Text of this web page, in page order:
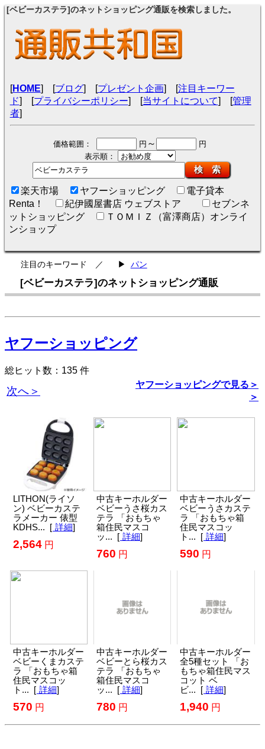
[ベビーカステラ]のネットショッピング通販を検索しました。
[HOME] [ブログ] [プレゼント企画] [注目キーワー
ド] [プライバシーポリシー] [当サイトについて] [管理
者]
価格範囲： 円 ～
円
表示順：
検 索
楽天市場 ヤフーショッピング
電子貸本
Renta！
紀伊國屋書店 ウェブストア
セブンネ
ットショッピング
ＴＯＭＩＺ（富澤商店）オンライ
ンショップ
注目のキーワード ／ ▶ パン
[ベビーカステラ]のネットショッピング通販